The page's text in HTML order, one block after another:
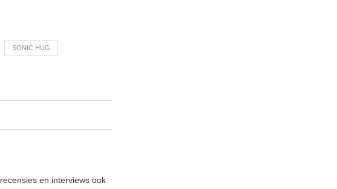
SONIC HUG
en interviews ook